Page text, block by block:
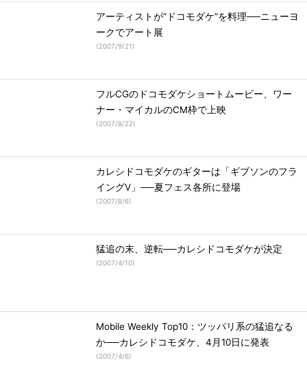
アーティストが“ドコモダケ”を料理──ニューヨ
ークでアート展
(2007/9/21)
フルCGのドコモダケショートムービー、ワー
ナー・マイカルのCM枠で上映
(2007/8/22)
カレシドコモダケのギターは「ギブソンのフラ
イングV」──夏フェス各所に登場
(2007/8/6)
猛追の末、逆転──カレシドコモダケが決定
(2007/4/10)
Mobile Weekly Top10：ツッパリ系の猛追なる
か──カレシドコモダケ、4月10日に発表
(2007/4/6)